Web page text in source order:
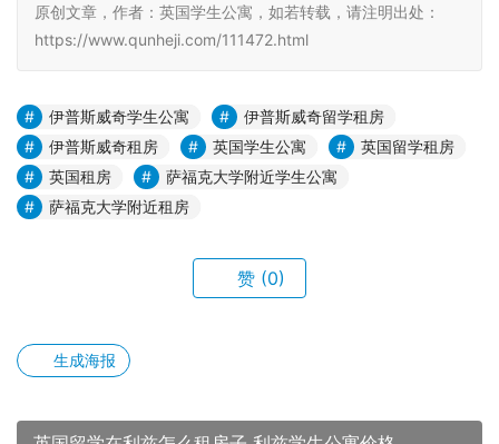
原创文章，作者：英国学生公寓，如若转载，请注明出处：
https://www.qunheji.com/111472.html
伊普斯威奇学生公寓
伊普斯威奇留学租房
伊普斯威奇租房
英国学生公寓
英国留学租房
英国租房
萨福克大学附近学生公寓
萨福克大学附近租房
赞 (0)
生成海报